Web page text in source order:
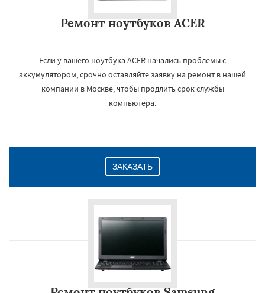
Ремонт ноутбуков ACER
Если у вашего ноутбука ACER начались проблемы с
аккумулятором, срочно оставляйте заявку на ремонт в нашей
компании в Москве, чтобы продлить срок службы
компьютера.
ЗАКАЗАТЬ